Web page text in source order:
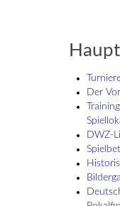
Der
DWZ-